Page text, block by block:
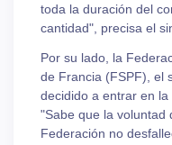
toda la duración del
cantidad", precisa el
Por su lado, la
de Francia (FSPF), el
decidido a entrar en
"Sabe que la voluntad
Federación no